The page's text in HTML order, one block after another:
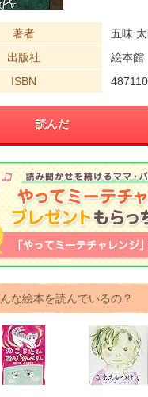
著者
五味
出版社
絵本館
ISBN
読んだ
な絵本を読んでいるの？